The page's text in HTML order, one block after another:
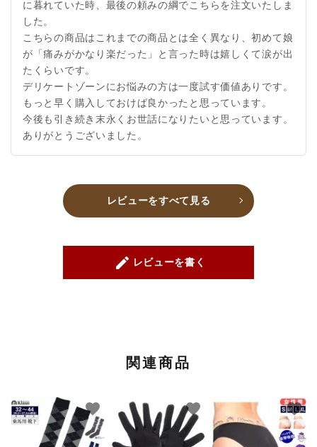
に暮れていた時、最後の頼みの綱でこちらを注文いたしま
した。
こちらの商品はこれまでの商品とは全く異なり、初めて娘
が「痛みがかなり楽だった」と言った時は嬉しくて涙が出
たくらいです。
デリケートゾーンにお悩みの方は一度試す価値ありです。
もっと早く購入しておけば良かったと思っています。
今後も引き続き末永くお世話になりたいと思っています。
ありがとうございました。
レビューをすべて見る
create レビューを書く
関連商品
favorite favorite favorite